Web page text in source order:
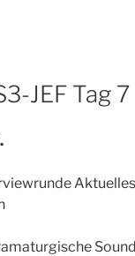
JEF Tag 7